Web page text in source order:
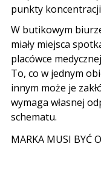
punkty
W butikowym
miały miejsca
placówce
To, co w jednym
innym może je
wymaga własnej
schematu.
MARKA MUSI BYĆ